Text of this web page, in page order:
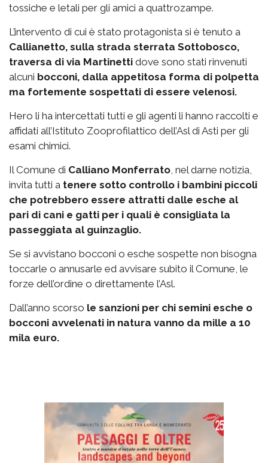
tossiche e letali per gli amici a quattrozampe.
L’intervento di cui è stato protagonista si è tenuto a
Callianetto, sulla strada sterrata Sottobosco,
traversa di via Martinetti dove sono stati rinvenuti
alcuni bocconi, dalla appetitosa forma di polpetta
ma fortemente sospettati di essere velenosi.
Hero li ha intercettati tutti e gli agenti li hanno raccolti e
affidati all’Istituto Zooprofilattico dell’Asl di Asti per gli
esami chimici.
Il Comune di Calliano Monferrato, nel darne notizia,
invita tutti a tenere sotto controllo i bambini piccoli
che potrebbero essere attratti dalle esche al
pari di cani e gatti per i quali è consigliata la
passeggiata al guinzaglio.
Se si avvistano bocconi o esche sospette non bisogna
toccarle o annusarle ed avvisare subito il Comune, le
forze dell’ordine o direttamente l’Asl.
Dall’anno scorso le sanzioni per chi semini esche o
bocconi avvelenati in natura vanno da mille a 10
mila euro.